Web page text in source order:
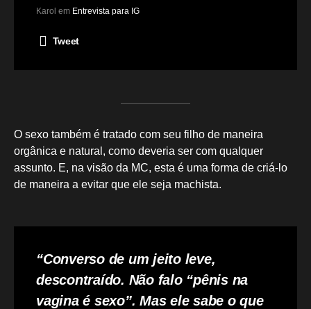
Karol em Entrevista para IG
Tweet
O sexo também é tratado com seu filho de maneira
orgânica e natural, como deveria ser com qualquer
assunto. E, na visão da MC, esta é uma forma de criá-lo
de maneira a evitar que ele seja machista.
“Converso de um jeito leve,
descontraído. Não falo “pênis na
vagina é sexo”. Mas ele sabe o que